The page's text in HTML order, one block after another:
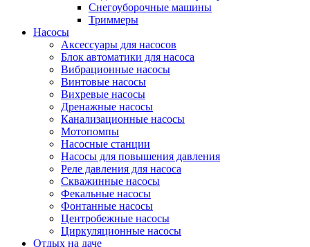
Снегоуборочные машины
Триммеры
Насосы
Аксессуары для насосов
Блок автоматики для насоса
Вибрационные насосы
Винтовые насосы
Вихревые насосы
Дренажные насосы
Канализационные насосы
Мотопомпы
Насосные станции
Насосы для повышения давления
Реле давления для насоса
Скважинные насосы
Фекальные насосы
Фонтанные насосы
Центробежные насосы
Циркуляционные насосы
Отдых на даче